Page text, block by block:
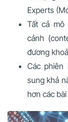
Experts
Tất cả mô
cảnh
đương
Các phiên
sung khả
hơn các